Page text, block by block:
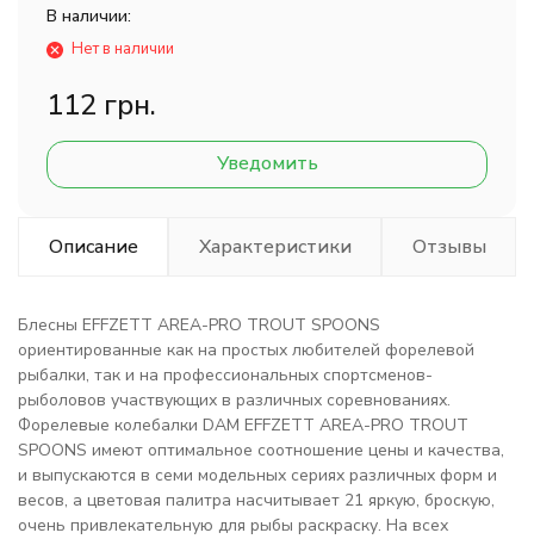
В наличии:
Нет в наличии
112 грн.
Уведомить
Описание Характеристики Отзывы
Блесны EFFZETT AREA-PRO TROUT SPOONS
ориентированные как на простых любителей форелевой
рыбалки, так и на профессиональных спортсменов-
рыболовов участвующих в различных соревнованиях.
Форелевые колебалки DAM EFFZETT AREA-PRO TROUT
SPOONS имеют оптимальное соотношение цены и качества,
и выпускаются в семи модельных сериях различных форм и
весов, а цветовая палитра насчитывает 21 яркую, броскую,
очень привлекательную для рыбы раскраску. На всех